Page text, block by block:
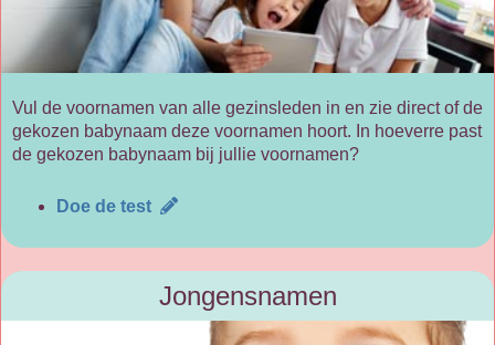
Vul de voornamen van alle gezinsleden in en zie direct of de
gekozen babynaam deze voornamen hoort. In hoeverre past
de gekozen babynaam bij jullie voornamen?
Doe de test
Jongensnamen